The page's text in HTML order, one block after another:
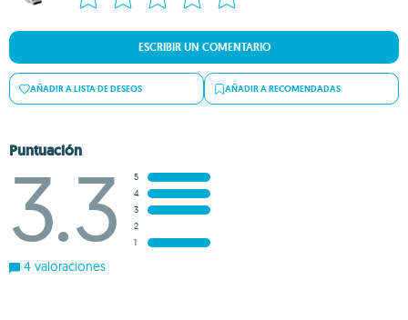
ESCRIBIR UN COMENTARIO
AÑADIR A LISTA DE DESEOS AÑADIR A RECOMENDADAS
Puntuación
3.3
5
4
3
2
1
4 valoraciones